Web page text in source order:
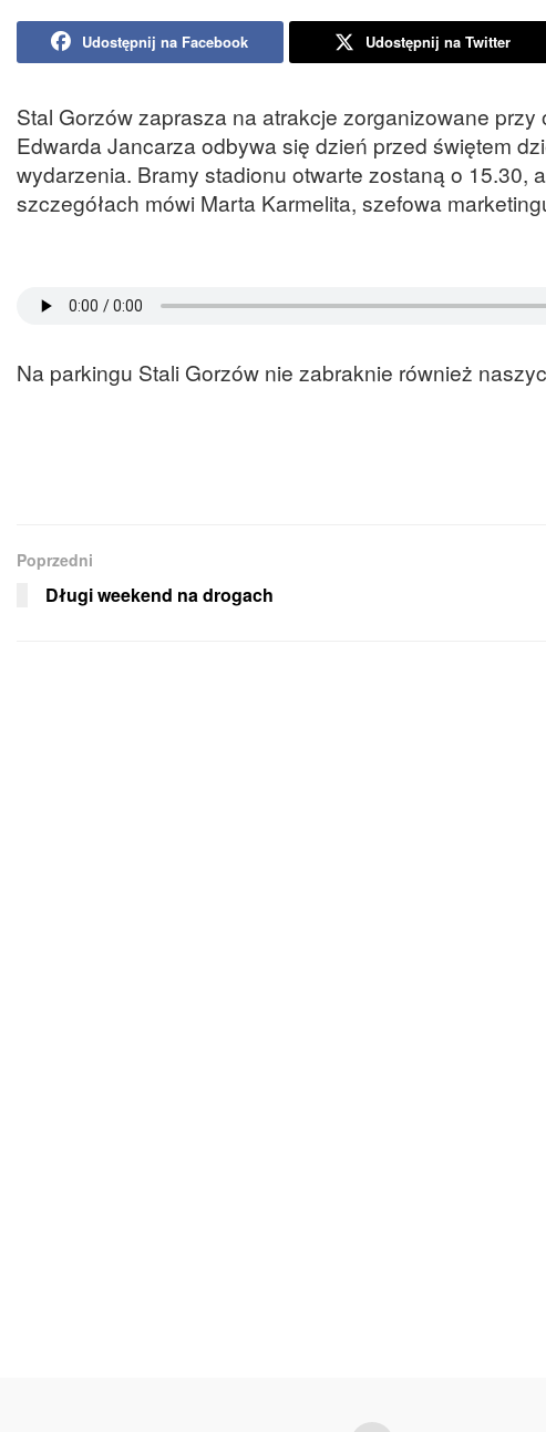
Udostępnij na Facebook Udostępnij na Twitter
Stal Gorzów zaprasza na atrakcje zorganizowane
Edwarda Jancarza odbywa się dzień przed świętem
wydarzenia. Bramy stadionu otwarte zostaną o 15.30,
szczegółach mówi Marta Karmelita, szefowa
Na parkingu Stali Gorzów nie zabraknie również
Poprzedni
Długi weekend na drogach